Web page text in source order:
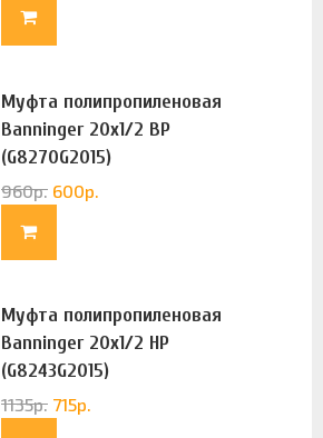
Муфта полипропиленовая
Banninger 20х1/2 ВР
(G8270G2015)
960р. 600р.
Муфта полипропиленовая
Banninger 20х1/2 НР
(G8243G2015)
1135р. 715р.